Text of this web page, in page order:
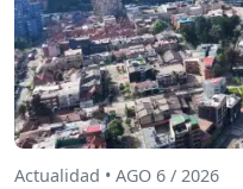
Actualidad • AGO 6 / 2026